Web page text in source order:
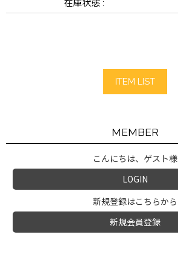
在庫状態 :
ITEM LIST
MEMBER
こんにちは、ゲスト様
LOGIN
新規登録はこちらから
新規会員登録